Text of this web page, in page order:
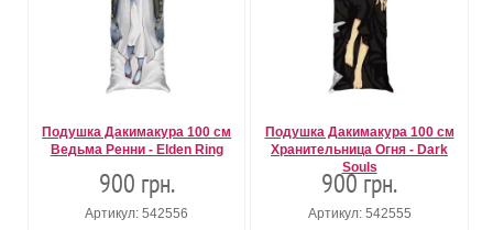
Подушка Дакимакура 100 см
Ведьма Ренни - Elden Ring
900 грн.
Артикул: 542556
Подушка Дакимакура 100 см
Хранительница Огня - Dark
Souls
900 грн.
Артикул: 542555